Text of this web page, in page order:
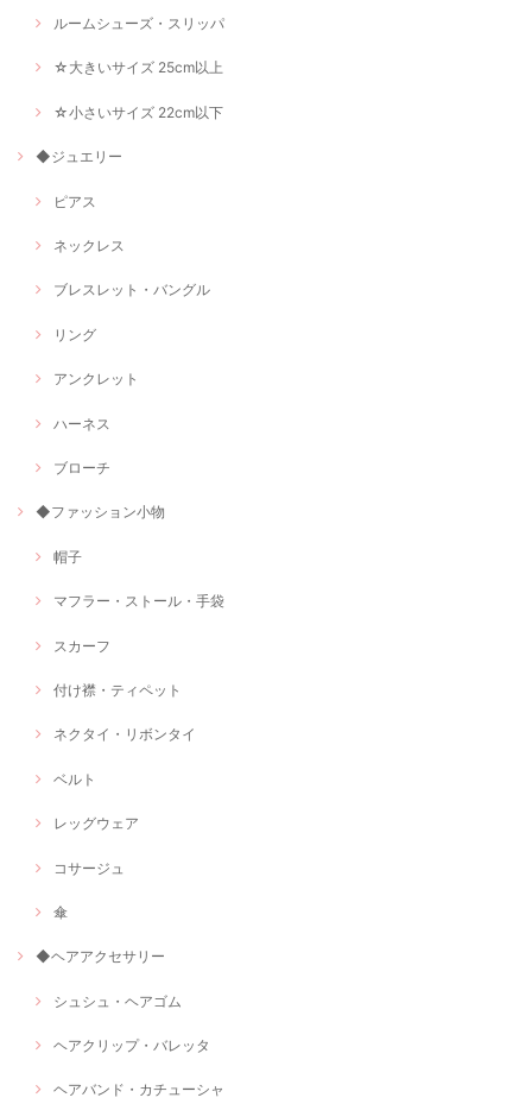
ルームシューズ・スリッパ
☆大きいサイズ 25cm以上
☆小さいサイズ 22cm以下
◆ジュエリー
ピアス
ネックレス
ブレスレット・バングル
リング
アンクレット
ハーネス
ブローチ
◆ファッション小物
帽子
マフラー・ストール・手袋
スカーフ
付け襟・ティペット
ネクタイ・リボンタイ
ベルト
レッグウェア
コサージュ
傘
◆ヘアアクセサリー
シュシュ・ヘアゴム
ヘアクリップ・バレッタ
ヘアバンド・カチューシャ